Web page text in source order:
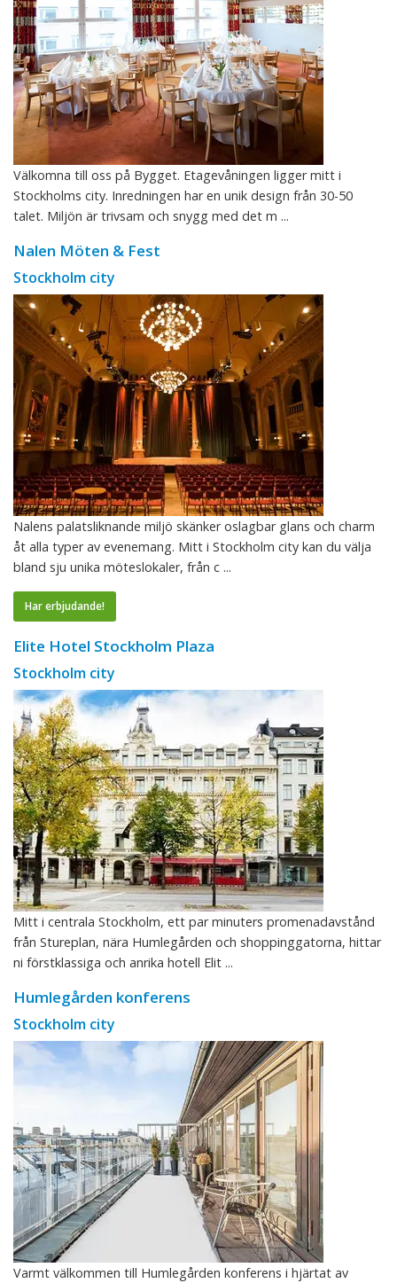
Välkomna till oss på Bygget. Etagevåningen ligger mitt i
Stockholms city. Inredningen har en unik design från 30-50
talet. Miljön är trivsam och snygg med det m ...
Nalen Möten & Fest
Stockholm city
Nalens palatsliknande miljö skänker oslagbar glans och charm
åt alla typer av evenemang. Mitt i Stockholm city kan du välja
bland sju unika möteslokaler, från c ...
Har erbjudande!
Elite Hotel Stockholm Plaza
Stockholm city
Mitt i centrala Stockholm, ett par minuters promenadavstånd
från Stureplan, nära Humlegården och shoppinggatorna, hittar
ni förstklassiga och anrika hotell Elit ...
Humlegården konferens
Stockholm city
Varmt välkommen till Humlegården konferens i hjärtat av